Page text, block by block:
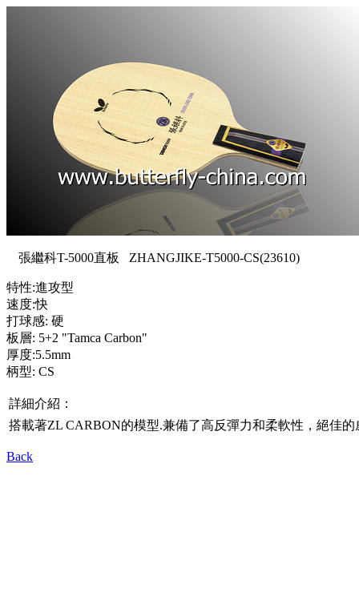
張繼科T-5000直板 ZHANGJIKE-T5000-CS(23610)
特性:進攻型
速度:快
打球感: 硬
板層: 5+2 "Tamca Carbon"
厚度:5.5mm
柄型: CS
詳細介紹：
搭載著ZL CARBON的模型.兼備了高反彈力和柔軟性，絕佳
Back